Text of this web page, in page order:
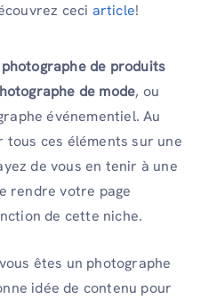
ceci article!
photographe de produits
de mode, ou
événementiel. Au
tous ces éléments sur une
de vous en tenir à une
rendre votre page
de cette niche.
êtes un photographe
idée de contenu pour